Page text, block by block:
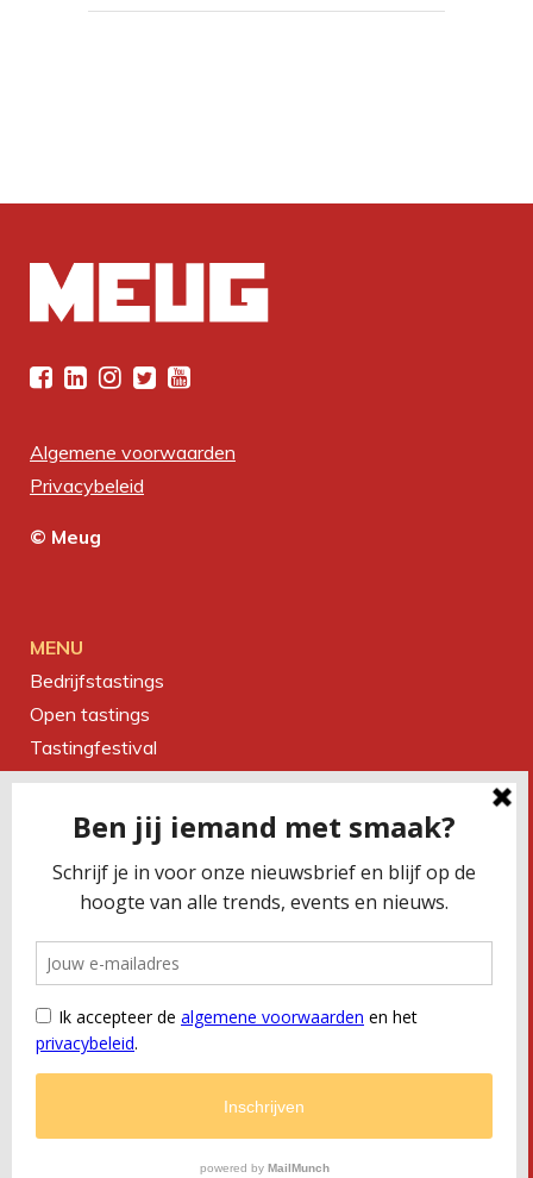
Algemene voorwaarden
Privacybeleid
© Meug
MENU
Bedrijfstastings
Open tastings
Tastingfestival
Magazine
Over ons
CONTACTEER ONS
Smaakbureau Meug
Kerkstraat 19 | 2060 Antwerpen
T +32 (0) 479 32 02 66
BE 0675 505 327